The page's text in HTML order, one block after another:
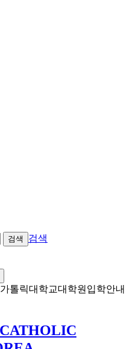
검색
검색
가톨릭대학교대학원입학안내